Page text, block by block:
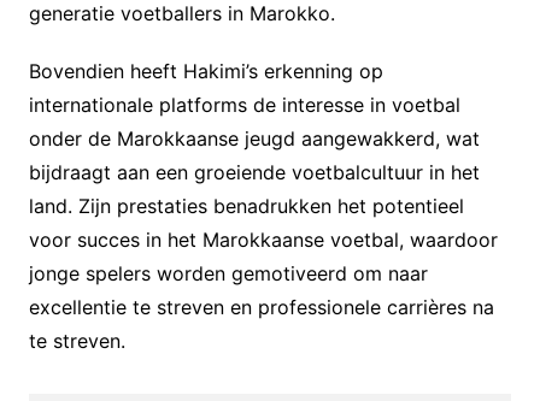
generatie voetballers in Marokko.
Bovendien heeft Hakimi’s erkenning op
internationale platforms de interesse in voetbal
onder de Marokkaanse jeugd aangewakkerd, wat
bijdraagt aan een groeiende voetbalcultuur in het
land. Zijn prestaties benadrukken het potentieel
voor succes in het Marokkaanse voetbal, waardoor
jonge spelers worden gemotiveerd om naar
excellentie te streven en professionele carrières na
te streven.